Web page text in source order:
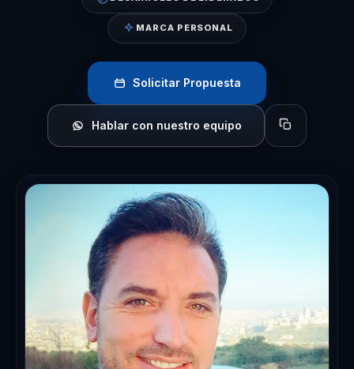
MARCA PERSONAL
Solicitar Propuesta
Hablar con nuestro equipo Copiar perfil